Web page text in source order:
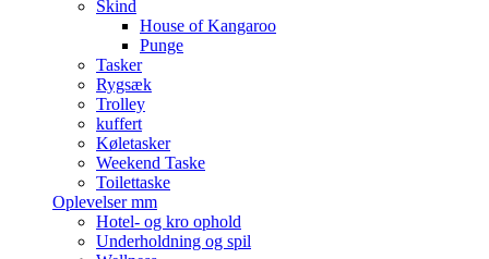
Skind
House of Kangaroo
Punge
Tasker
Rygsæk
Trolley
kuffert
Køletasker
Weekend Taske
Toilettaske
Oplevelser mm
Hotel- og kro ophold
Underholdning og spil